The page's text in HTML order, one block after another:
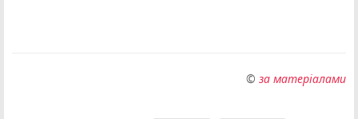
© за матеріалами